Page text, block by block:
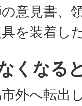
意見書、
を装着し
くなる
外へ転出